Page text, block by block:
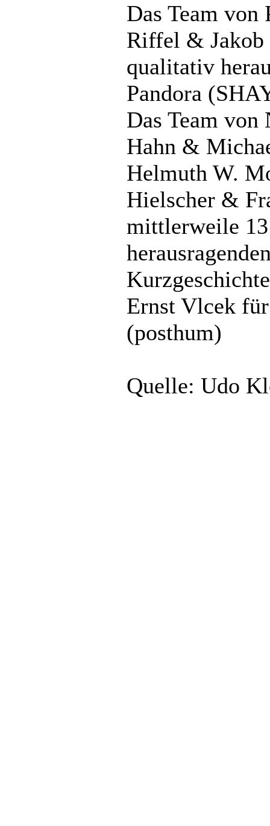
Das Team von
Riffel &
qualitativ
Pandora
Das Team
Hahn &
Helmuth W.
Hielscher &
mittlerweile 13
Ernst Vlcek
(posthum)
Quelle: Udo